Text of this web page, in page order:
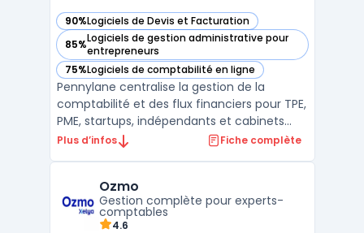
90%Logiciels de Devis et Facturation
— voir Pennylane dans cette catégorie
85%Logiciels de gestion administrative pour
entrepreneurs
— voir Pennylane dans cette catégorie
75%Logiciels de comptabilité en ligne
— voir Pennylane dans cette catégorie
Pennylane centralise la gestion de la
comptabilité et des flux financiers pour TPE,
PME, startups, indépendants et cabinets
d’expertise comptable. La plateforme SaaS
accès collaboratifs pour clients et experts ...
Plus d’infos Fiche complète
Ozmo
Gestion complète pour experts-
comptables
4.6